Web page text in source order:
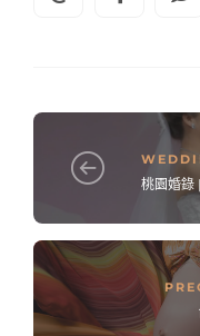
桃園婚錄